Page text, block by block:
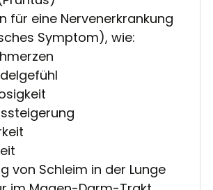
für eine Nervenerkrankung
Symptom), wie:
von Schleim in der Lunge